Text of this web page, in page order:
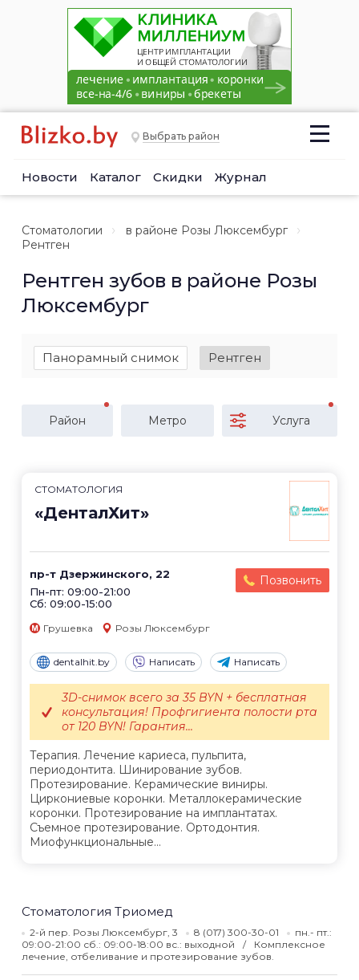
Выбрать район
Новости Каталог Скидки Журнал
Стоматологии
в районе Розы Люксембург
Рентген
Рентген зубов в районе Розы
Люксембург
Панорамный снимок Рентген
Район Метро Услуга
СТОМАТОЛОГИЯ
«ДенталХит»
пр-т Дзержинского, 22
Пн-пт: 09:00-21:00
Сб: 09:00-15:00
Позвонить
Грушевка Розы Люксембург
dentalhit.by Написать Написать
Терапия. Лечение кариеса, пульпита,
периодонтита. Шинирование зубов.
Протезирование. Керамические виниры.
Циркониевые коронки. Металлокерамические
коронки. Протезирование на имплантатах.
Съемное протезирование. Ортодонтия.
Миофункциональные...
3D-снимок всего за 35 BYN + бесплатная
консультация! Профгигиента полости рта
от 120 BYN! Гарантия...
Стоматология Триомед
2-й пер. Розы Люксембург, 3 8 (017) 300-30-01
пн.- пт.:
09:00-21:00 сб.: 09:00-18:00 вс.: выходной
Комплексное
лечение, отбеливание и протезирование зубов.